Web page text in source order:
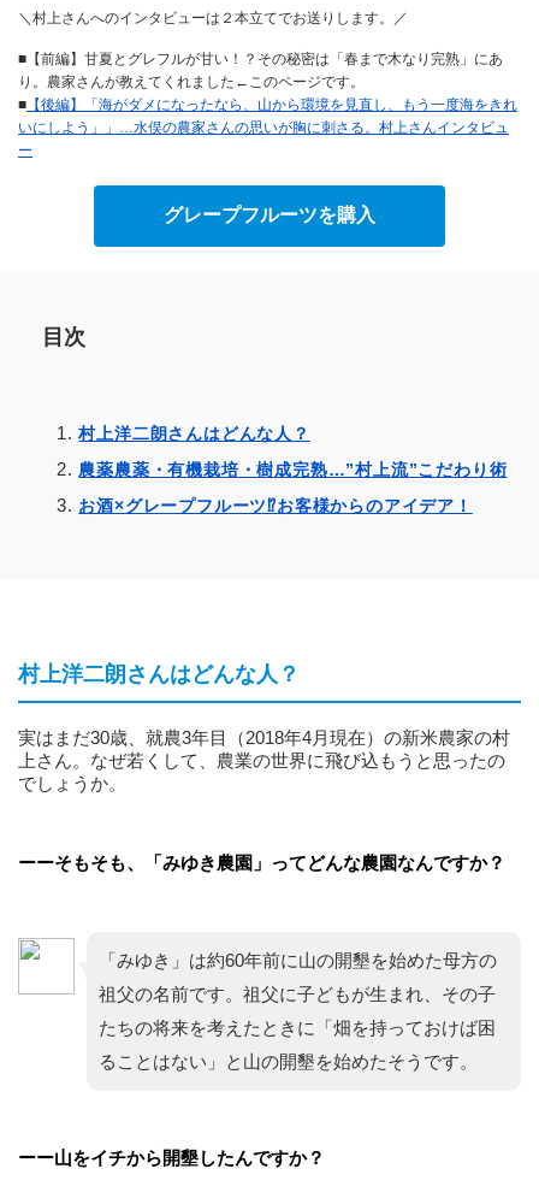
＼村上さんへのインタビューは２本立てでお送りします。／
■【前編】甘夏とグレフルが甘い！？その秘密は「春まで木なり完熟」にあ
り。農家さんが教えてくれました←このページです。
■ 【後編】「海がダメになったなら、山から環境を見直し、もう一度海をきれ
いにしよう」」…水俣の農家さんの思いが胸に刺さる。村上さんインタビュ
ー
グレープフルーツを購入
目次
村上洋二朗さんはどんな人？
農薬農薬・有機栽培・樹成完熟…”村上流”こだわり術
お酒×グレープフルーツ⁉︎お客様からのアイデア！
村上洋二朗さんはどんな人？
実はまだ30歳、就農3年目（2018年4月現在）の新米農家の村
上さん。なぜ若くして、農業の世界に飛び込もうと思ったの
でしょうか。
ーーそもそも、「みゆき農園」ってどんな農園なんですか？
「みゆき」は約60年前に山の開墾を始めた母方の
祖父の名前です。祖父に子どもが生まれ、その子
たちの将来を考えたときに「畑を持っておけば困
ることはない」と山の開墾を始めたそうです。
ーー山をイチから開墾したんですか？